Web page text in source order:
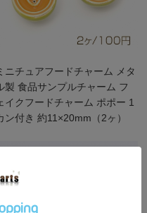
ニチュアフードチャーム メタ
製 食品サンプルチャーム フ
イクフードチャーム ポポー 1
ン付き 約11×20mm（2ヶ）